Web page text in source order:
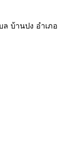
บ้านปง อำเภอ